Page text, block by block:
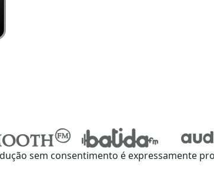
sem consentimento é expressamente